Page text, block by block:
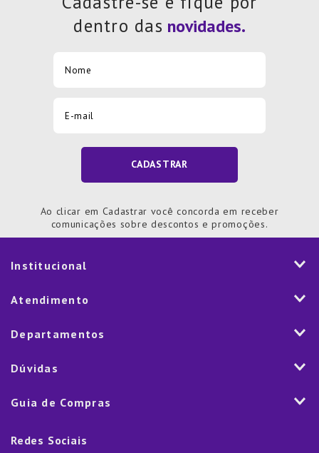
dentro das
CADASTRAR
Ao clicar em Cadastrar você concorda em receber
comunicações sobre descontos e promoções.
Institucional
História
Nossas Lojas
Marketplace
Atendimento
Fale Conosco
Trocas e Devoluções
Rastreamento de pedido
Departamentos
Mesa
Eletroportáteis
Cama, mesa e banho
Dúvidas
Como Comprar
Política de Cookies
Guia de Compras
Redes Sociais